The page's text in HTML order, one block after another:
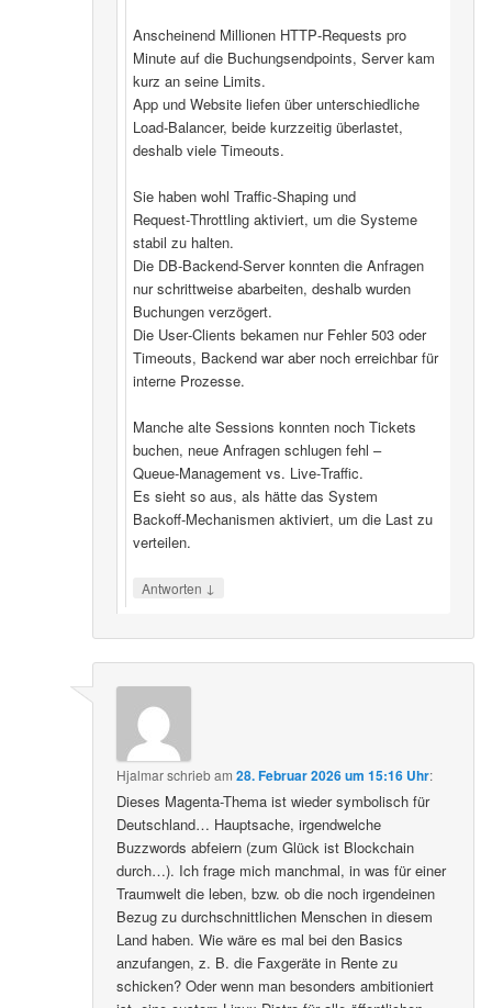
Anscheinend Millionen HTTP‑Requests pro
Minute auf die Buchungsendpoints, Server kam
kurz an seine Limits.
App und Website liefen über unterschiedliche
Load‑Balancer, beide kurzzeitig überlastet,
deshalb viele Timeouts.
Sie haben wohl Traffic‑Shaping und
Request‑Throttling aktiviert, um die Systeme
stabil zu halten.
Die DB‑Backend-Server konnten die Anfragen
nur schrittweise abarbeiten, deshalb wurden
Buchungen verzögert.
Die User‑Clients bekamen nur Fehler 503 oder
Timeouts, Backend war aber noch erreichbar für
interne Prozesse.
Manche alte Sessions konnten noch Tickets
buchen, neue Anfragen schlugen fehl –
Queue‑Management vs. Live‑Traffic.
Es sieht so aus, als hätte das System
Backoff‑Mechanismen aktiviert, um die Last zu
verteilen.
Antworten ↓
Hjalmarschriebam28. Februar 2026 um 15:16 Uhr:
Dieses Magenta-Thema ist wieder symbolisch für
Deutschland… Hauptsache, irgendwelche
Buzzwords abfeiern (zum Glück ist Blockchain
durch…). Ich frage mich manchmal, in was für einer
Traumwelt die leben, bzw. ob die noch irgendeinen
Bezug zu durchschnittlichen Menschen in diesem
Land haben. Wie wäre es mal bei den Basics
anzufangen, z. B. die Faxgeräte in Rente zu
schicken? Oder wenn man besonders ambitioniert